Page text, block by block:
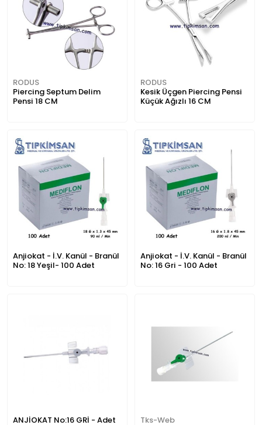
RODUS
Piercing Septum Delim
Pensi 18 CM
RODUS
Kesik Üçgen Piercing Pensi
Küçük Ağızlı 16 CM
Anjiokat - İ.V. Kanül - Branül
No: 18 Yeşil- 100 Adet
Anjiokat - İ.V. Kanül - Branül
No: 16 Gri - 100 Adet
ANJİOKAT No:16 GRİ - Adet
Tks-Web